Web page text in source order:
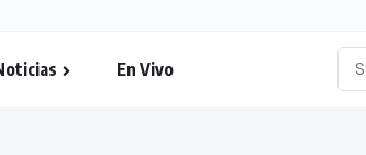
En Vivo